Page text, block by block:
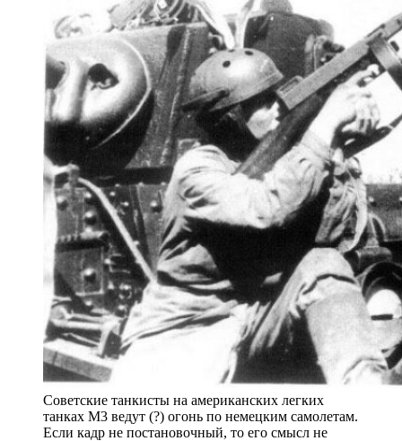
Советские танкисты на американских легких
танках М3 ведут (?) огонь по немецким самолетам.
Если кадр не постановочный, то его смысл не